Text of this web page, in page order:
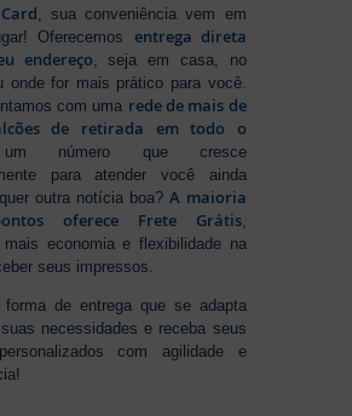
, sua conveniência vem em
Oferecemos entrega direta
endereço , seja em casa, no
onde for mais prático para você.
com uma rede de mais de
de retirada em todo o
número que cresce
para atender você ainda
outra notícia boa?A maioria
oferece Frete Grátis,
mais economia e flexibilidade na
seus impressos.
de entrega que se adapta
necessidades e receba seus
com agilidade e